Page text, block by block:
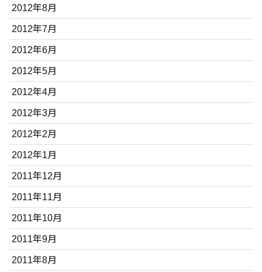
2012年8月
2012年7月
2012年6月
2012年5月
2012年4月
2012年3月
2012年2月
2012年1月
2011年12月
2011年11月
2011年10月
2011年9月
2011年8月